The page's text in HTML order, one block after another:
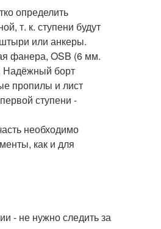
определить
т. к. ступени будут
или анкеры.
фанера, OSB (6 мм.
Надёжный борт
пропилы и лист
ступени -
необходимо
как и для
- не нужно следить за